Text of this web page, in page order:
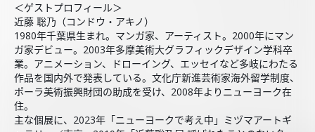
＜ゲストプロフィール＞
近藤 聡乃（コンドウ・アキノ）
1980年千葉県生まれ。マンガ家、アーティスト。2000年にマン
ガ家デビュー。2003年多摩美術大グラフィックデザイン学科卒
業。アニメーション、ドローイング、エッセイなど多岐にわたる
作品を国内外で発表している。文化庁新進芸術家海外留学制度、
ポーラ美術振興財団の助成を受け、2008年よりニューヨーク在
住。
主な個展に、2023年「ニューヨークで考え中」ミヅマアートギ